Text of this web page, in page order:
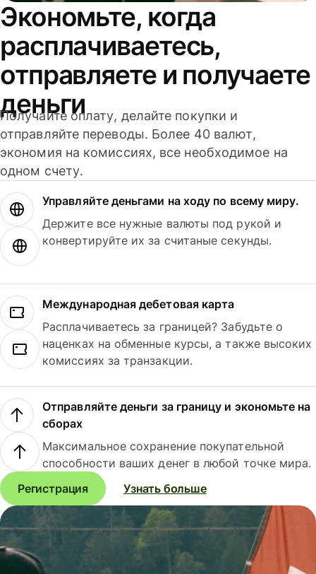
Экономьте, когда
расплачиваетесь,
отправляете и получаете
деньги
Получайте оплату, делайте покупки и
отправляйте переводы. Более 40 валют,
экономия на комиссиях, все необходимое на
одном счету.
Управляйте деньгами на ходу по всему миру.
Держите все нужные валюты под рукой и
конвертируйте их за считаные секунды.
Международная дебетовая карта
Расплачиваетесь за границей? Забудьте о
наценках на обменные курсы, а также высоких
комиссиях за транзакции.
Отправляйте деньги за границу и экономьте на
сборах
Максимальное сохранение покупательной
способности ваших денег в любой точке мира.
Регистрация
Узнать больше